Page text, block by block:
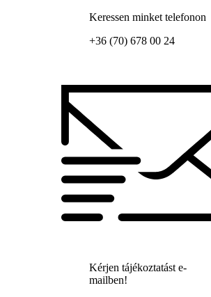
Keressen minket telefonon
+36 (70) 678 00 24
Kérjen tájékoztatást e-
mailben!